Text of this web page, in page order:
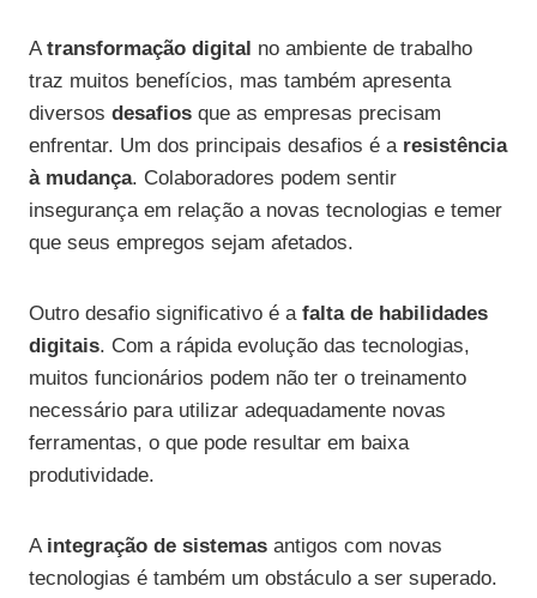
Atransformação digital no ambiente de trabalho
traz muitos benefícios, mas também apresenta
diversos desafios que as empresas precisam
enfrentar. Um dos principais desafios é a resistência
à mudança. Colaboradores podem sentir
insegurança em relação a novas tecnologias e temer
que seus empregos sejam afetados.
Outro desafio significativo é a falta de habilidades
digitais. Com a rápida evolução das tecnologias,
muitos funcionários podem não ter o treinamento
necessário para utilizar adequadamente novas
ferramentas, o que pode resultar em baixa
produtividade.
A integração de sistemas antigos com novas
tecnologias é também um obstáculo a ser superado.